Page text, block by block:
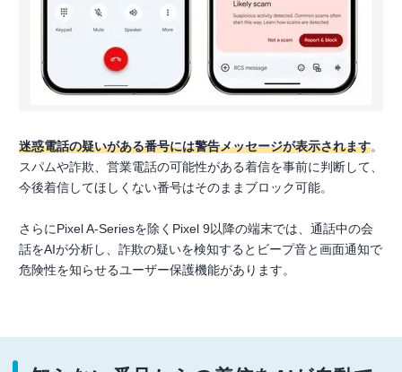
迷惑電話の疑いがある番号には警告メッセージが表示されます。
スパムや詐欺、営業電話の可能性がある着信を事前に判断して、
今後着信してほしくない番号はそのままブロック可能。
さらにPixel A-Seriesを除くPixel 9以降の端末では、通話中の会
話をAIが分析し、詐欺の疑いを検知するとビープ音と画面通知で
危険性を知らせるユーザー保護機能があります。